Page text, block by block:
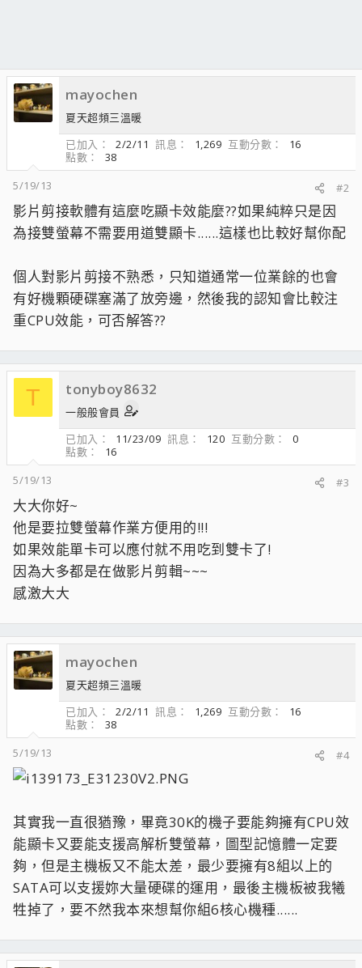
mayochen
夏天超頻三溫暖
已加入
2/2/11 訊息 1,269 互動分數
16
點數
38
5/19/13
#2
影片剪接軟體有這麼吃顯卡效能麼??如果純粹只是因
為接雙螢幕不需要用道雙顯卡......這樣也比較好幫你配
個人對影片剪接不熟悉，只知道通常一位業餘的也會
有好機顆硬碟塞滿了放旁邊，然後我的認知會比較注
重CPU效能，可否解答??
T tonyboy8632
一般般會員
已加入
11/23/09 訊息 120 互動分數
0
點數
16
5/19/13
#3
大大你好~
他是要拉雙螢幕作業方便用的!!!
如果效能單卡可以應付就不用吃到雙卡了!
因為大多都是在做影片剪輯~~~
感激大大
mayochen
夏天超頻三溫暖
已加入
2/2/11 訊息 1,269 互動分數
16
點數
38
5/19/13
#4
其實我一直很猶豫，畢竟30K的機子要能夠擁有CPU效
能顯卡又要能支援高解析雙螢幕，圖型記憶體一定要
夠，但是主機板又不能太差，最少要擁有8組以上的
SATA可以支援妳大量硬碟的運用，最後主機板被我犧
牲掉了，要不然我本來想幫你組6核心機種......